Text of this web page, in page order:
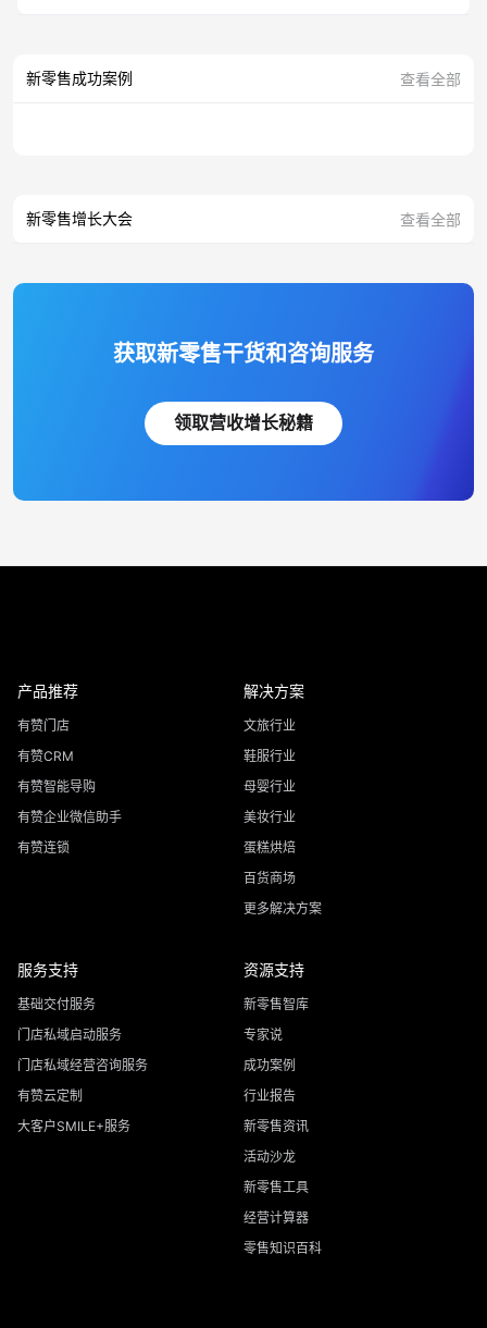
新零售成功案例 查看全部
新零售增长大会 查看全部
获取新零售干货和咨询服务
领取营收增长秘籍
产品推荐
有赞门店
有赞CRM
有赞智能导购
有赞企业微信助手
有赞连锁
解决方案
文旅行业
鞋服行业
母婴行业
美妆行业
蛋糕烘焙
百货商场
更多解决方案
服务支持
基础交付服务
门店私域启动服务
门店私域经营咨询服务
有赞云定制
大客户SMILE+服务
资源支持
新零售智库
专家说
成功案例
行业报告
新零售资讯
活动沙龙
新零售工具
经营计算器
零售知识百科